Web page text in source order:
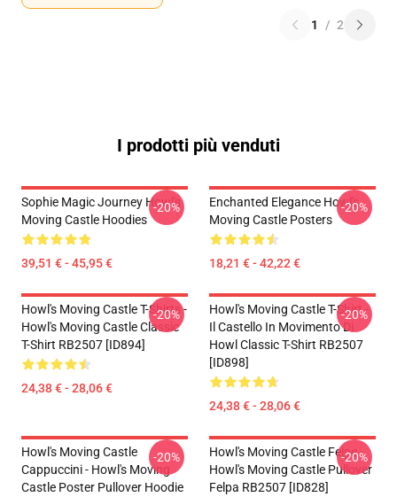
1 / 2
I prodotti più venduti
Sophie Magic Journey Howl's
Moving Castle Hoodies
39,51 € - 45,95 €
-20%
Enchanted Elegance Howl's
Moving Castle Posters
18,21 € - 42,22 €
-20%
Howl's Moving Castle T-Shirts -
Howl's Moving Castle Classic
T-Shirt RB2507 [ID894]
24,38 € - 28,06 €
-20%
Howl's Moving Castle T-Shirt -
Il Castello In Movimento Di
Howl Classic T-Shirt RB2507
[ID898]
24,38 € - 28,06 €
-20%
Howl's Moving Castle
Cappuccini - Howl's Moving
Castle Poster Pullover Hoodie
-20%
Howl's Moving Castle Felpe -
Howl's Moving Castle Pullover
Felpa RB2507 [ID828]
-20%